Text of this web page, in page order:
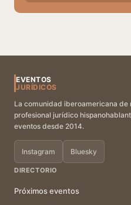
EVENTOS
JURÍDICOS
La comunidad iberoamericana de
profesional jurídico
eventos desde 2014.
Instagram Bluesky
DIRECTORIO
Próximos eventos